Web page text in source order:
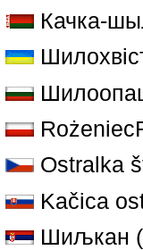
Качка-
Ostralka
Kačica
Шиљкан